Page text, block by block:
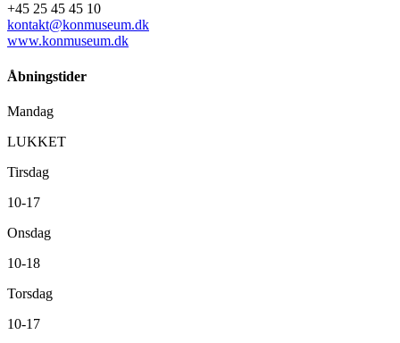
+45 25 45 45 10
kontakt@konmuseum.dk
www.konmuseum.dk
Åbningstider
Mandag
LUKKET
Tirsdag
10-17
Onsdag
10-18
Torsdag
10-17